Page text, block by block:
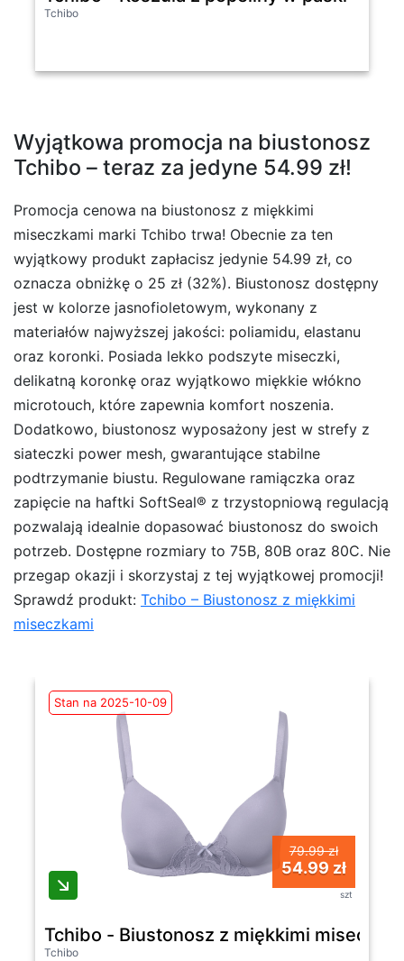
Tchibo
Wyjątkowa promocja na biustonosz
Tchibo – teraz za jedyne 54.99 zł!
Promocja cenowa na biustonosz z miękkimi
miseczkami marki Tchibo trwa! Obecnie za ten
wyjątkowy produkt zapłacisz jedynie 54.99 zł, co
oznacza obniżkę o 25 zł (32%). Biustonosz dostępny
jest w kolorze jasnofioletowym, wykonany z
materiałów najwyższej jakości: poliamidu, elastanu
oraz koronki. Posiada lekko podszyte miseczki,
delikatną koronkę oraz wyjątkowo miękkie włókno
microtouch, które zapewnia komfort noszenia.
Dodatkowo, biustonosz wyposażony jest w strefy z
siateczki power mesh, gwarantujące stabilne
podtrzymanie biustu. Regulowane ramiączka oraz
zapięcie na haftki SoftSeal® z trzystopniową regulacją
pozwalają idealnie dopasować biustonosz do swoich
potrzeb. Dostępne rozmiary to 75B, 80B oraz 80C. Nie
przegap okazji i skorzystaj z tej wyjątkowej promocji!
Sprawdź produkt: Tchibo – Biustonosz z miękkimi
miseczkami
Stan na 2025-10-09
79.99 zł
54.99 zł
szt
Tchibo - Biustonosz z miękkimi
Tchibo